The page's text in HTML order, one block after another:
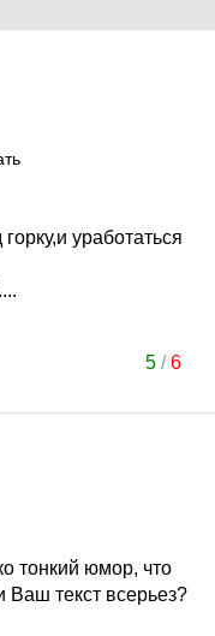
уработаться
5/6
тонкий юмор, что
Ваш текст всерьез?